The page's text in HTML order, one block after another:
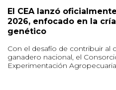
El CEA lanzó
2026, enfocado en la
genético
Con el desafío de contribuir al
ganadero nacional, el
Experimentación Agropecuaria